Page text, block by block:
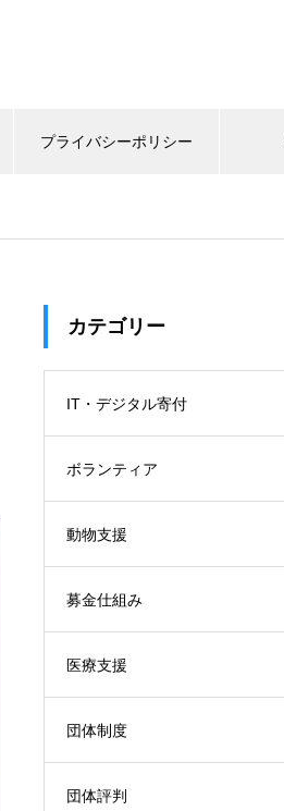
プライバシーポリシー
カテゴリー
IT・デジタル寄付
ボランティア
動物支援
募金仕組み
医療支援
団体制度
団体評判